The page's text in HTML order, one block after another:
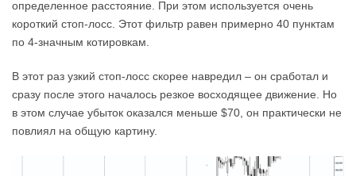
определенное расстояние. При этом используется очень
короткий стоп-лосс. Этот фильтр равен примерно 40 пунктам
по 4-значным котировкам.
В этот раз узкий стоп-лосс скорее навредил – он сработал и
сразу после этого началось резкое восходящее движение. Но
в этом случае убыток оказался меньше $70, он практически не
повлиял на общую картину.